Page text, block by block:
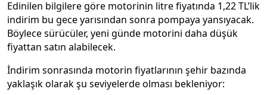
Edinilen bilgilere göre motorinin litre fiyatında 1,22 TL’lik
indirim bu gece yarısından sonra pompaya yansıyacak.
Böylece sürücüler, yeni günde motorini daha düşük
fiyattan satın alabilecek.
İndirim sonrasında motorin fiyatlarının şehir bazında
yaklaşık olarak şu seviyelerde olması bekleniyor: